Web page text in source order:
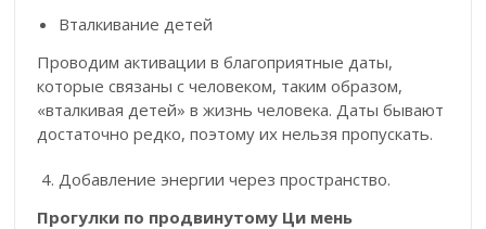
Вталкивание детей
Проводим активации в благоприятные даты,
которые связаны с человеком, таким образом,
«вталкивая детей» в жизнь человека. Даты бывают
достаточно редко, поэтому их нельзя пропускать.
Добавление энергии через пространство.
Прогулки по продвинутому Ци мень